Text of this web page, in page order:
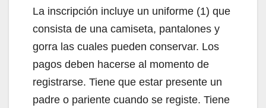
La inscripción incluye un uniforme (1) que
consista de una camiseta, pantalones y
gorra las cuales pueden conservar. Los
pagos deben hacerse al momento de
registrarse. Tiene que estar presente un
padre o pariente cuando se registe. Tiene